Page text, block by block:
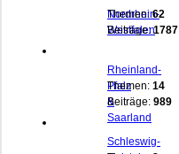
Nordrhein-
Westfalen
Themen:62
Beiträge:1787
Rheinland-
Pfalz
&
Saarland
Themen: 14
Beiträge: 989
Schleswig-